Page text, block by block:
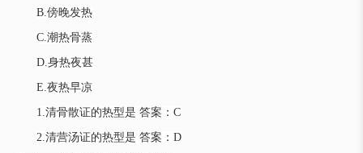
B.傍晚发热
C.潮热骨蒸
D.身热夜甚
E.夜热早凉
1.清骨散证的热型是 答案：C
2.清营汤证的热型是 答案：D